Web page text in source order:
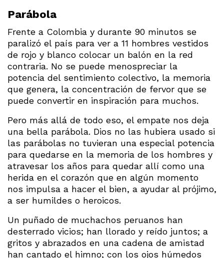
Parábola
Frente a Colombia y durante 90 minutos se
paralizó el país para ver a 11 hombres vestidos
de rojo y blanco colocar un balón en la red
contraria. No se puede menospreciar la
potencia del sentimiento colectivo, la memoria
que genera, la concentración de fervor que se
puede convertir en inspiración para muchos.
Pero más allá de todo eso, el empate nos deja
una bella parábola. Dios no las hubiera usado si
las parábolas no tuvieran una especial potencia
para quedarse en la memoria de los hombres y
atravesar los años para quedar allí como una
herida en el corazón que en algún momento
nos impulsa a hacer el bien, a ayudar al prójimo,
a ser humildes o heroicos.
Un puñado de muchachos peruanos han
desterrado vicios; han llorado y reído juntos; a
gritos y abrazados en una cadena de amistad
han cantado el himno; con los ojos húmedos